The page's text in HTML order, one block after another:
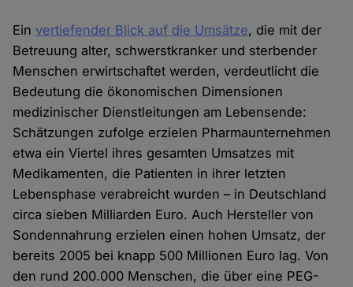
Einvertiefender Blick auf die Umsätze, die mit der
Betreuung alter, schwerstkranker und sterbender
Menschen erwirtschaftet werden, verdeutlicht die
Bedeutung die ökonomischen Dimensionen
medizinischer Dienstleitungen am Lebensende:
Schätzungen zufolge erzielen Pharmaunternehmen
etwa ein Viertel ihres gesamten Umsatzes mit
Medikamenten, die Patienten in ihrer letzten
Lebensphase verabreicht wurden – in Deutschland
circa sieben Milliarden Euro. Auch Hersteller von
Sondennahrung erzielen einen hohen Umsatz, der
bereits 2005 bei knapp 500 Millionen Euro lag. Von
den rund 200.000 Menschen, die über eine PEG-